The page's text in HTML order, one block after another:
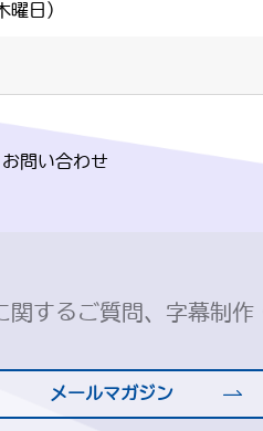
曜日)
問い合わせ
関するご質問、字幕制
メールマガジン